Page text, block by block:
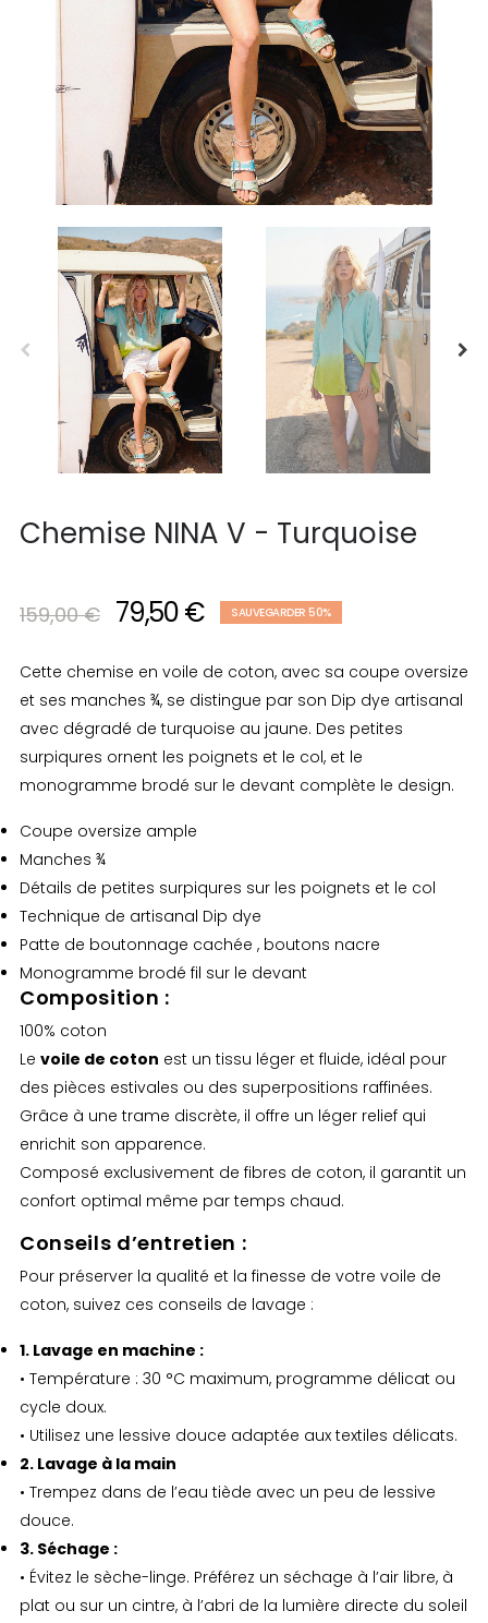
Chemise NINA V - Turquoise
159,00 € 79,50 € SAUVEGARDER 50%
Cette chemise en voile de coton, avec sa coupe oversize
et ses manches ¾, se distingue par son Dip dye artisanal
avec dégradé de turquoise au jaune. Des petites
surpiqures ornent les poignets et le col, et le
monogramme brodé sur le devant complète le design.
Coupe oversize ample
Manches ¾
Détails de petites surpiqures sur les poignets et le col
Technique de artisanal Dip dye
Patte de boutonnage cachée , boutons nacre
Monogramme brodé fil sur le devant
Composition :
100% coton
Le voile de coton est un tissu léger et fluide, idéal pour
des pièces estivales ou des superpositions raffinées.
Grâce à une trame discrète, il offre un léger relief qui
enrichit son apparence.
Composé exclusivement de fibres de coton, il garantit un
confort optimal même par temps chaud.
Conseils d’entretien :
Pour préserver la qualité et la finesse de votre voile de
coton, suivez ces conseils de lavage :
1. Lavage en machine :
• Température : 30 °C maximum, programme délicat ou
cycle doux.
• Utilisez une lessive douce adaptée aux textiles délicats.
2. Lavage à la main
• Trempez dans de l’eau tiède avec un peu de lessive
douce.
3. Séchage :
• Évitez le sèche-linge. Préférez un séchage à l’air libre, à
plat ou sur un cintre, à l’abri de la lumière directe du soleil